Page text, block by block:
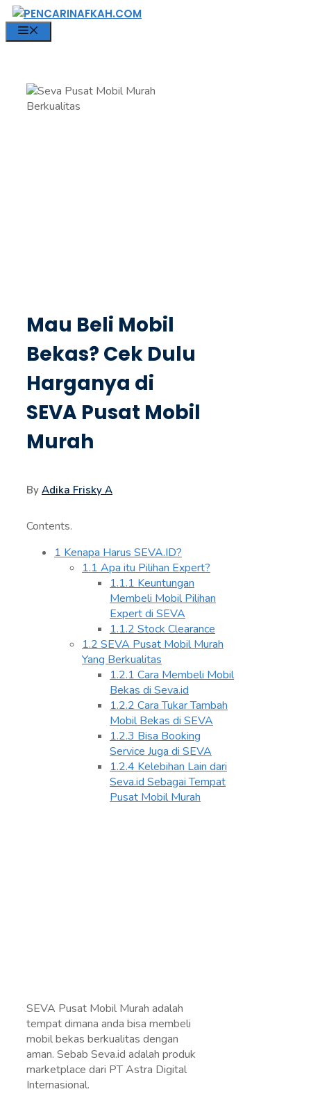
Langsung
ke
isi
Mau Beli Mobil
Bekas? Cek Dulu
Harganya di
SEVA Pusat Mobil
Murah
By Adika Frisky A
Contents.
1Kenapa Harus SEVA.ID?
1.1Apa itu Pilihan Expert?
1.1.1Keuntungan
Membeli Mobil Pilihan
Expert di SEVA
1.1.2Stock Clearance
1.2SEVA Pusat Mobil Murah
Yang Berkualitas
1.2.1Cara Membeli Mobil
Bekas di Seva.id
1.2.2Cara Tukar Tambah
Mobil Bekas di SEVA
1.2.3Bisa Booking
Service Juga di SEVA
1.2.4Kelebihan Lain dari
Seva.id Sebagai Tempat
Pusat Mobil Murah
SEVA Pusat Mobil Murah adalah
tempat dimana anda bisa membeli
mobil bekas berkualitas dengan
aman. Sebab Seva.id adalah produk
marketplace dari PT Astra Digital
Internasional.